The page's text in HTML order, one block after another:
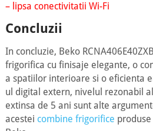
– lipsa conectivitatii Wi-Fi
Concluzii
In concluzie, Beko
frigorifica cu finisaje elegante, o
a spatiilor interioare si o eficienta
ul digital extern, nivelul rezonabil
extinsa de 5 ani sunt alte
acestei combine frigorifice